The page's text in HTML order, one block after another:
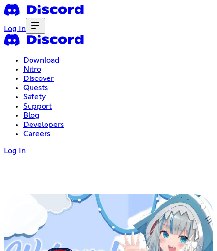
Log In
Download
Nitro
Discover
Quests
Safety
Support
Blog
Developers
Careers
Log In